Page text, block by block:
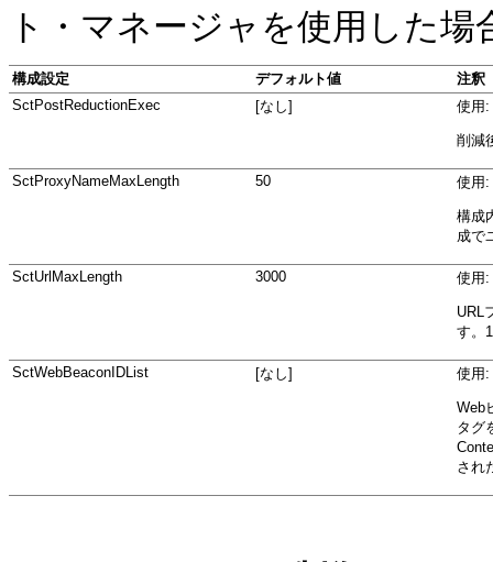
ト・マネージャを使用した
構成設定 デフォルト値
注釈
SctPostReductionExec
[なし] 使用:
削減
SctProxyNameMaxLength 50 使用:
構成
成で
SctUrlMaxLength 3000 使用:
URL
す。
SctWebBeaconIDList [なし] 使用:
Web
タグ
され